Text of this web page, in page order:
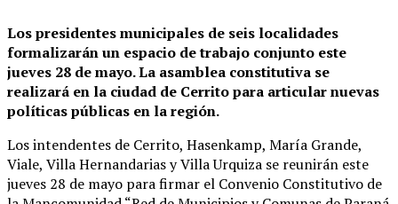
Los presidentes municipales de seis localidades
formalizarán un espacio de trabajo conjunto este
jueves 28 de mayo. La asamblea constitutiva se
realizará en la ciudad de Cerrito para articular nuevas
políticas públicas en la región.
Los intendentes de Cerrito, Hasenkamp, María Grande,
Viale, Villa Hernandarias y Villa Urquiza se reunirán este
jueves 28 de mayo para firmar el Convenio Constitutivo de